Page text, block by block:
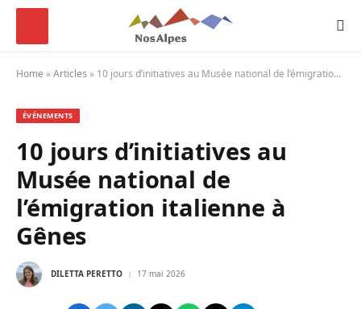
Home »Articles » 10 jours d’initiatives au Musée national de l’émigration italienne à Gênes
ÉVÉNEMENTS
10 jours d’initiatives au
Musée national de
l’émigration italienne à
Gênes
DILETTA PERETTO 17 mai 2026